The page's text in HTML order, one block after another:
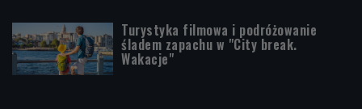
Turystyka filmowa i podróżowanie
śladem zapachu w "City break.
Wakacje"